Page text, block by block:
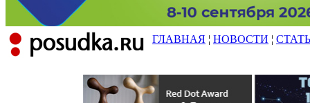
ГЛАВНАЯ ¦ НОВОСТИ ¦